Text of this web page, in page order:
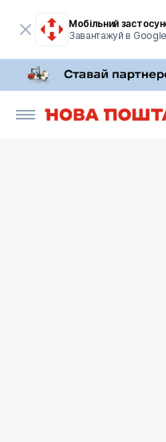
Мобільний
Завантажуй в